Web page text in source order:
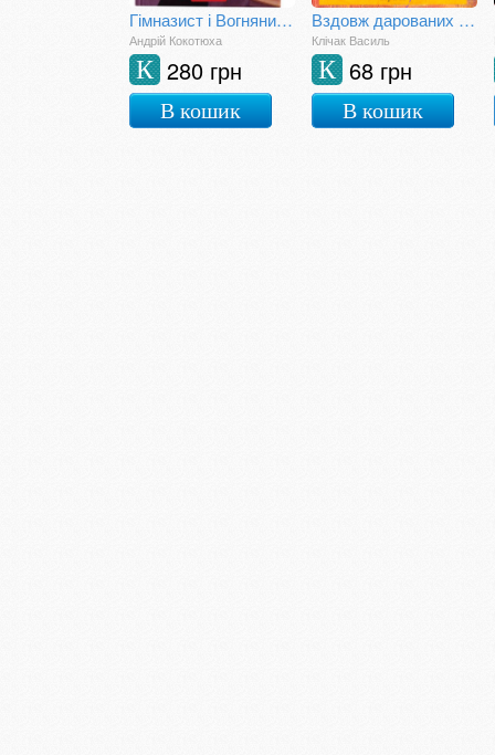
Гімназист і Вогняний Змій
Андрій Кокотюха
280 грн
К
В кошик
Вздовж дарованих Божих днів
Клічак Василь
68 грн
К
В кошик